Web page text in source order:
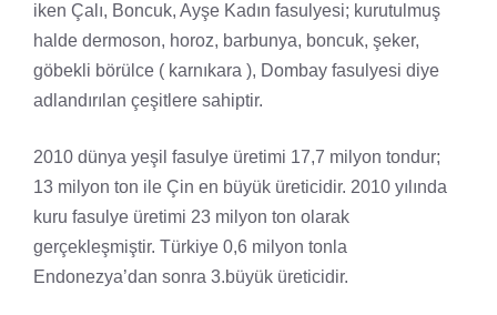
iken Çalı, Boncuk, Ayşe Kadın fasulyesi; kurutulmuş
halde dermoson, horoz, barbunya, boncuk, şeker,
göbekli börülce ( karnıkara ), Dombay fasulyesi diye
adlandırılan çeşitlere sahiptir.
2010 dünya yeşil fasulye üretimi 17,7 milyon tondur;
13 milyon ton ile Çin en büyük üreticidir. 2010 yılında
kuru fasulye üretimi 23 milyon ton olarak
gerçekleşmiştir. Türkiye 0,6 milyon tonla
Endonezya’dan sonra 3.büyük üreticidir.